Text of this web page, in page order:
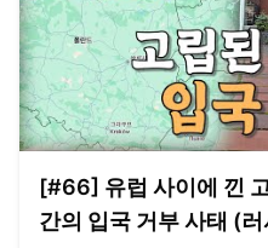
[#66] 유럽 사이에 낀
간의 입국 거부 사태 (